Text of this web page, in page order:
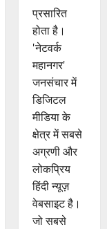
प्रसारित
होता है।
'नेटवर्क
महानगर'
जनसंचार में
डिजिटल
मीडिया के
क्षेत्र में सबसे
अग्रणी और
लोकप्रिय
हिंदी न्यूज़
वेबसाइट है।
जो सबसे